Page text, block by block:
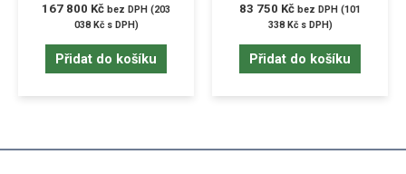
167 800 Kč bez DPH (203
038 Kčs DPH)
Přidat do košíku
83 750 Kč bez DPH (101
338 Kčs DPH)
Přidat do košíku